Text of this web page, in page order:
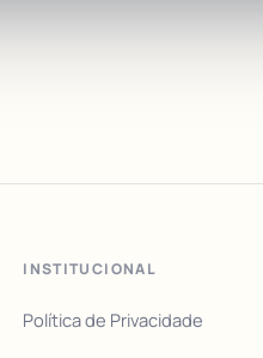
INSTITUCIONAL
Política de Privacidade